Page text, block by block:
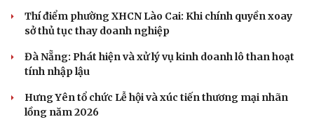
Thí điểm phường XHCN Lào Cai: Khi chính quyền xoay
sở thủ tục thay doanh nghiệp
Đà Nẵng: Phát hiện và xử lý vụ kinh doanh lô than hoạt
tính nhập lậu
Hưng Yên tổ chức Lễ hội và xúc tiến thương mại nhãn
lồng năm 2026